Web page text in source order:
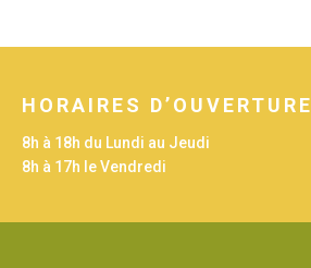
HORAIRES D’OUVERTURE
8h à 18h du Lundi au Jeudi
8h à 17h le Vendredi